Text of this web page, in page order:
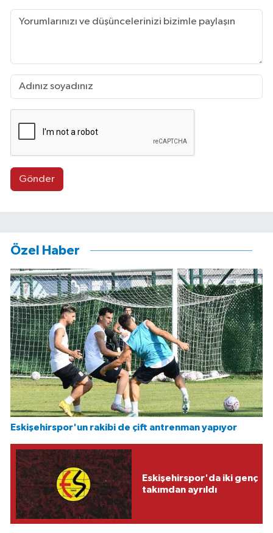
Gönder
Özel Haber
Eskişehirspor'un rakibi de çift antrenman yapıyor
Eskişehirspor'da iki genç
takımdan ayrıldı